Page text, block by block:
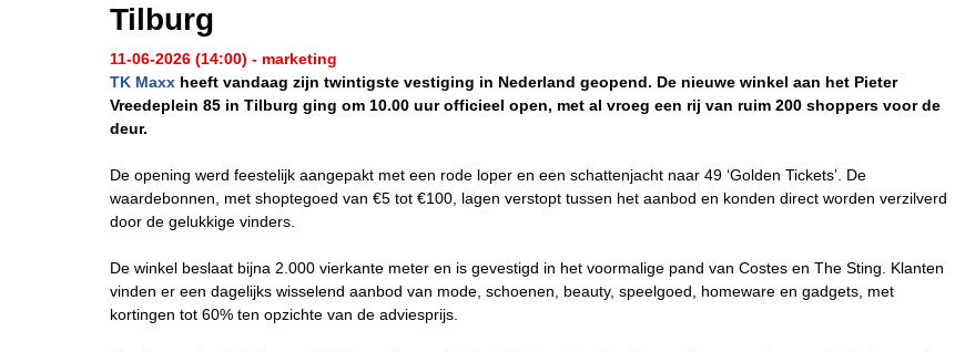
Tilburg
11-06-2026 (14:00) - marketing
TK Maxx heeft vandaag zijn twintigste vestiging in Nederland geopend. De nieuwe winkel aan het Pieter
Vreedeplein 85 in Tilburg ging om 10.00 uur officieel open, met al vroeg een rij van ruim 200 shoppers voor de
deur.
De opening werd feestelijk aangepakt met een rode loper en een schattenjacht naar 49 ‘Golden Tickets’. De
waardebonnen, met shoptegoed van €5 tot €100, lagen verstopt tussen het aanbod en konden direct worden verzilverd
door de gelukkige vinders.
De winkel beslaat bijna 2.000 vierkante meter en is gevestigd in het voormalige pand van Costes en The Sting. Klanten
vinden er een dagelijks wisselend aanbod van mode, schoenen, beauty, speelgoed, homeware en gadgets, met
kortingen tot 60% ten opzichte van de adviesprijs.